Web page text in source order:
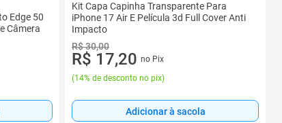
Edge 50
Câmera
Kit Capa Capinha Transparente Para
iPhone 17 Air E Película 3d Full Cover Anti
Impacto
R$ 30,00
R$ 17,20 no Pix
(14% de desconto no pix)
Adicionar à sacola